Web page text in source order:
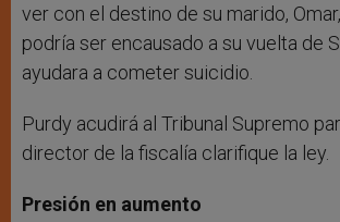
ver con el destino de su marido,
podría ser encausado a su vuelta de
ayudara a cometer suicidio.
Purdy acudirá al Tribunal Supremo
director de la fiscalía clarifique la ley.
Presión en aumento